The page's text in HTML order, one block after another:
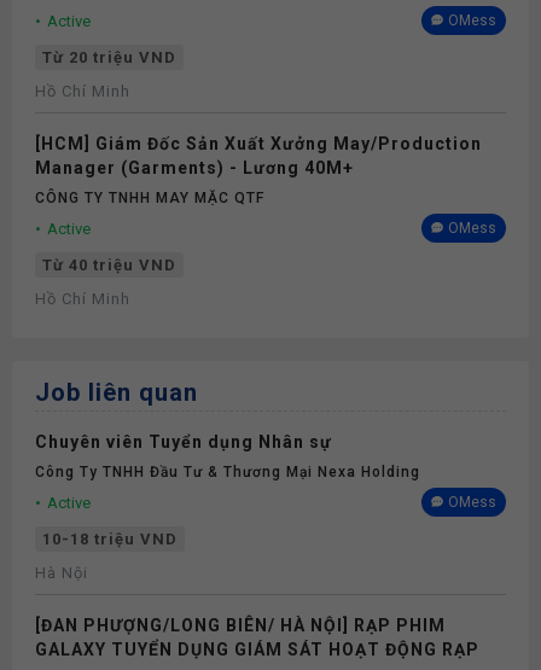
Active OMess
Từ 20 triệu VND
Hồ Chí Minh
[HCM] Giám Đốc Sản Xuất Xưởng May/Production
Manager (Garments) - Lương 40M+
CÔNG TY TNHH MAY MẶC QTF
Active OMess
Từ 40 triệu VND
Hồ Chí Minh
Job liên quan
Chuyên viên Tuyển dụng Nhân sự
Công Ty TNHH Đầu Tư & Thương Mại Nexa Holding
Active OMess
10-18 triệu VND
Hà Nội
[ĐAN PHƯỢNG/LONG BIÊN/ HÀ NỘI] RẠP PHIM
GALAXY TUYỂN DỤNG GIÁM SÁT HOẠT ĐỘNG RẠP